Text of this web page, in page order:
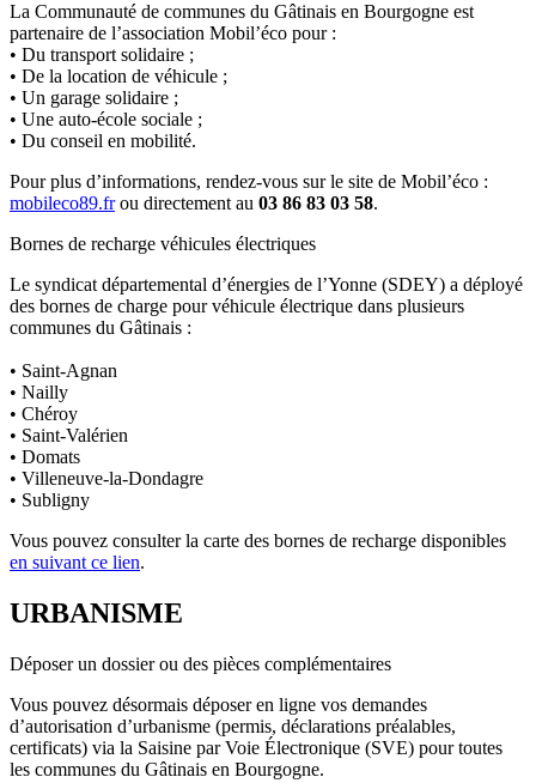
La Communauté de communes du Gâtinais en Bourgogne est
partenaire de l’association Mobil’éco pour :
• Du transport solidaire ;
• De la location de véhicule ;
• Un garage solidaire ;
• Une auto-école sociale ;
• Du conseil en mobilité.
Pour plus d’informations, rendez-vous sur le site de Mobil’éco :
mobileco89.frou directement au 03 86 83 03 58.
Bornes de recharge véhicules électriques
Le syndicat départemental d’énergies de l’Yonne (SDEY) a déployé
des bornes de charge pour véhicule électrique dans plusieurs
communes du Gâtinais :
• Saint-Agnan
• Nailly
• Chéroy
• Saint-Valérien
• Domats
• Villeneuve-la-Dondagre
• Subligny
Vous pouvez consulter la carte des bornes de recharge disponibles
en suivant ce lien.
URBANISME
Déposer un dossier ou des pièces complémentaires
Vous pouvez désormais déposer en ligne vos demandes
d’autorisation d’urbanisme (permis, déclarations préalables,
certificats) via la Saisine par Voie Électronique (SVE) pour toutes
les communes du Gâtinais en Bourgogne.